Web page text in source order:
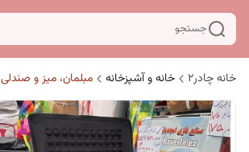
جستجو
خانه چادر۲ خانه و آشپزخانه مبلمان، میز و صندلی